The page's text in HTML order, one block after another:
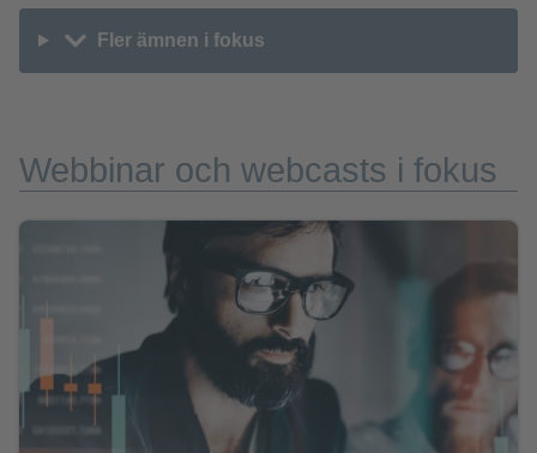
Fler ämnen i fokus
Webbinar och webcasts i fokus